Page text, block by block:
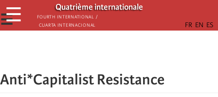
Aller
au
contenu
Quatrième internationale
Fourth International /
Cuarta Internacional
☰
☰
Anti*Capitalist Resistance